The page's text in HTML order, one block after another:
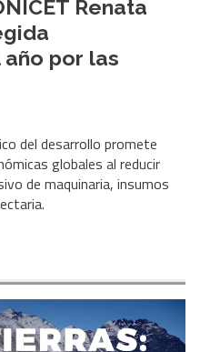
Renata
por las
del desarrollo promete
globales al reducir
de maquinaria, insumos